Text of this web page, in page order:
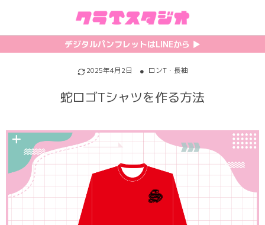
デジタルパンフレットはLINEから ▶︎︎
2025年4月2日 ロンT・長袖
蛇ロゴTシャツを作る方法
初めての方へ
クラスTシャツの注文方法
お支払い方法について
キャンセル・変更について
カテゴリ一覧
ホッケーユニフォーム
バスケユニフォーム
ゲーム
特集記事
【最新】流行りの背ネーム特集
【インスタ映え】おすすめクラT集
韓国パロディ人気デザイン特集
おしゃれデザインクラスTシャツ
かわいいクラスTシャツ
プリント
シルクスクリーンについて
昇華プリントについて
全面プリントクラスTシャツ